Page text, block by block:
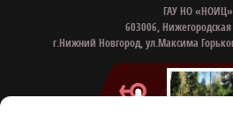
ГАУ НО «НОИЦ»
603006, Нижегородская
г.Нижний Новгород, ул.Максима
Врач Николенко назвал
причины усталости